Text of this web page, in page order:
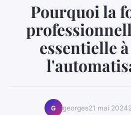
Pourquoi la
essentielle
G georges21 mai 2024